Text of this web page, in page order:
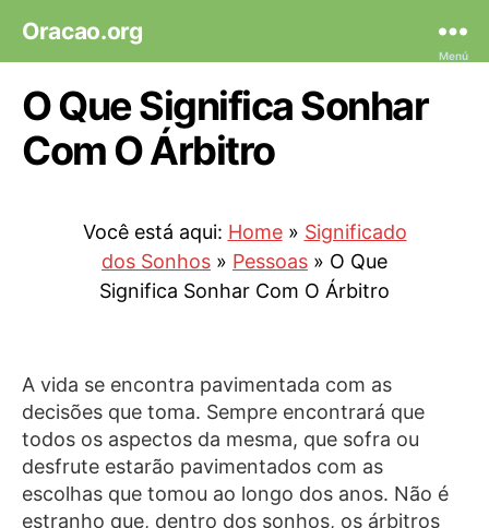
Oracao.org
Menú
O Que Significa Sonhar
Com O Árbitro
Você está aqui: Home» Significado
dos Sonhos » Pessoas » O Que
Significa Sonhar Com O Árbitro
A vida se encontra pavimentada com as
decisões que toma. Sempre encontrará que
todos os aspectos da mesma, que sofra ou
desfrute estarão pavimentados com as
escolhas que tomou ao longo dos anos. Não é
estranho que, dentro dos sonhos, os árbitros